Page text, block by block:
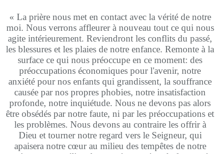
« La prière nous met en contact avec la vérité de notre
moi. Nous verrons affleurer à nouveau tout ce qui nous
agite intérieurement. Reviendront les conflits du passé,
les blessures et les plaies de notre enfance. Remonte à la
surface ce qui nous préoccupe en ce moment: des
préoccupations économiques pour l'avenir, notre
anxiété pour nos enfants qui grandissent, la souffrance
causée par nos propres phobies, notre insatisfaction
profonde, notre inquiétude. Nous ne devons pas alors
être obsédés par notre faute, ni par les préoccupations et
les problèmes. Nous devons au contraire les offrir à
Dieu et tourner notre regard vers le Seigneur, qui
apaisera notre cœur au milieu des tempêtes de notre